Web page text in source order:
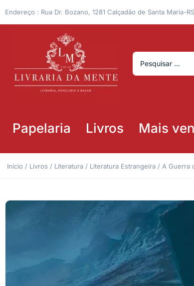
Endereço : Rua Dr. Bozano, 1281 Calçadão de Santa Maria-RS
Papelaria Livros Mais
Início / Livros / Literatura / Literatura Estrangeira / A Guerra